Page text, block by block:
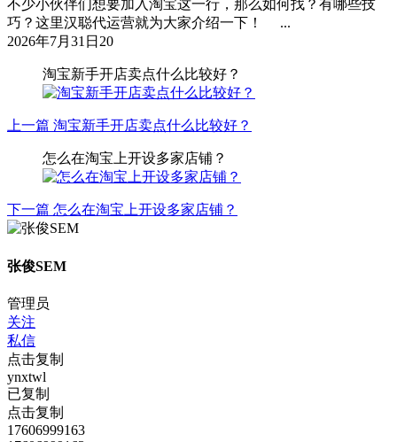
不少小伙伴们想要加入淘宝这一行，那么如何找？有哪些技
巧？这里汉聪代运营就为大家介绍一下！ ...
2026年7月31日 20
淘宝新手开店卖点什么比较好？
上一篇 淘宝新手开店卖点什么比较好？
怎么在淘宝上开设多家店铺？
下一篇 怎么在淘宝上开设多家店铺？
张俊SEM
管理员
关注
私信
点击复制
ynxtwl
已复制
点击复制
17606999163